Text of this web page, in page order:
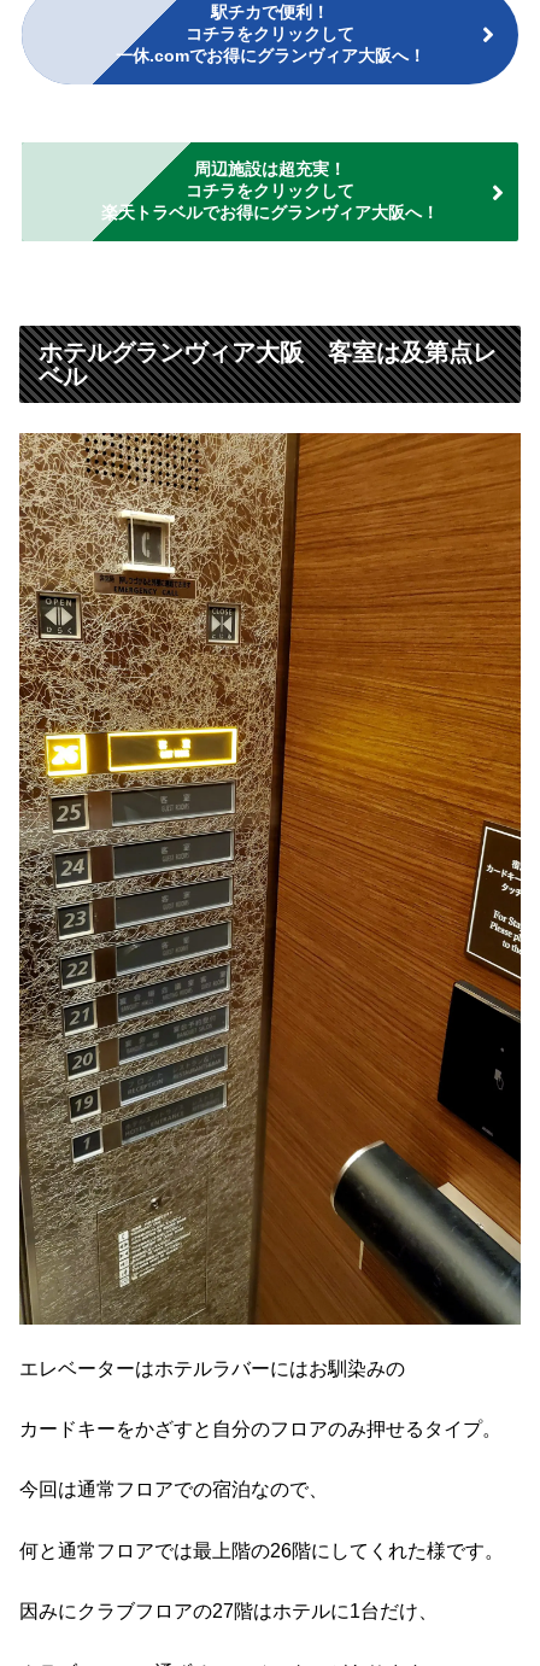
駅チカで便利！
コチラをクリックして
一休.comでお得にグランヴィア大阪へ！
周辺施設は超充実！
コチラをクリックして
楽天トラベルでお得にグランヴィア大阪へ！
ホテルグランヴィア大阪 客室は及第点レ
ベル
エレベーターはホテルラバーにはお馴染みの
カードキーをかざすと自分のフロアのみ押せるタイプ。
今回は通常フロアでの宿泊なので、
何と通常フロアでは最上階の26階にしてくれた様です。
因みにクラブフロアの27階はホテルに1台だけ、